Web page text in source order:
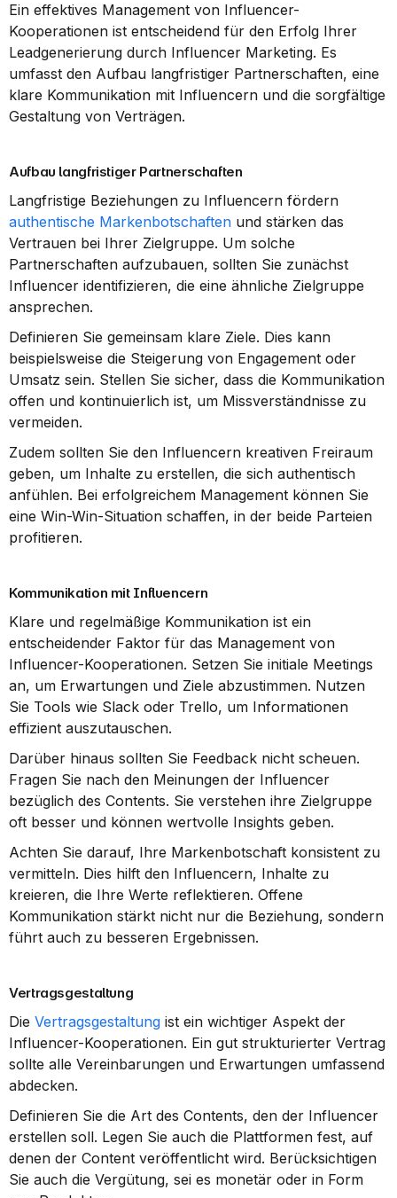
Ein effektives Management von Influencer-
Kooperationen ist entscheidend für den Erfolg Ihrer
Leadgenerierung durch Influencer Marketing. Es
umfasst den Aufbau langfristiger Partnerschaften, eine
klare Kommunikation mit Influencern und die sorgfältige
Gestaltung von Verträgen.
Aufbau langfristiger Partnerschaften
authentische Markenbotschaften und stärken das
Vertrauen bei Ihrer Zielgruppe. Um solche
Partnerschaften aufzubauen, sollten Sie zunächst
Influencer identifizieren, die eine ähnliche Zielgruppe
ansprechen.
Definieren Sie gemeinsam klare Ziele. Dies kann
beispielsweise die Steigerung von Engagement oder
Umsatz sein. Stellen Sie sicher, dass die Kommunikation
offen und kontinuierlich ist, um Missverständnisse zu
vermeiden.
Zudem sollten Sie den Influencern kreativen Freiraum
geben, um Inhalte zu erstellen, die sich authentisch
anfühlen. Bei erfolgreichem Management können Sie
eine Win-Win-Situation schaffen, in der beide Parteien
profitieren.
Kommunikation mit Influencern
Klare und regelmäßige Kommunikation ist ein
entscheidender Faktor für das Management von
Influencer-Kooperationen. Setzen Sie initiale Meetings
an, um Erwartungen und Ziele abzustimmen. Nutzen
Sie Tools wie Slack oder Trello, um Informationen
effizient auszutauschen.
Darüber hinaus sollten Sie Feedback nicht scheuen.
Fragen Sie nach den Meinungen der Influencer
bezüglich des Contents. Sie verstehen ihre Zielgruppe
oft besser und können wertvolle Insights geben.
Achten Sie darauf, Ihre Markenbotschaft konsistent zu
vermitteln. Dies hilft den Influencern, Inhalte zu
kreieren, die Ihre Werte reflektieren. Offene
Kommunikation stärkt nicht nur die Beziehung, sondern
führt auch zu besseren Ergebnissen.
Vertragsgestaltung
Die Vertragsgestaltung ist ein wichtiger Aspekt der
Influencer-Kooperationen. Ein gut strukturierter Vertrag
sollte alle Vereinbarungen und Erwartungen umfassend
abdecken.
Definieren Sie die Art des Contents, den der Influencer
erstellen soll. Legen Sie auch die Plattformen fest, auf
denen der Content veröffentlicht wird. Berücksichtigen
Sie auch die Vergütung, sei es monetär oder in Form